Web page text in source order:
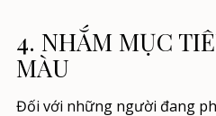
4. NHẮM MỤC
MÀU
Đối với những người đang